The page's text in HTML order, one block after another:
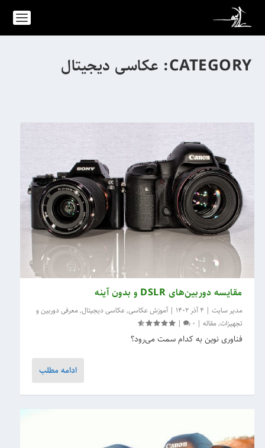
CATEGORY: عکاسی دیجیتال
مقایسه دوربین‌های DSLR و بدون آینه
مدیر سایت | 4 آذر 1402 |آموزش عکاسی,عکاسی دیجیتال,معرفی دوربین و
تجهیزات,مقاله |
0
|
فناوری نوین به کدام سمت می‌رود؟
ادامه مطلب